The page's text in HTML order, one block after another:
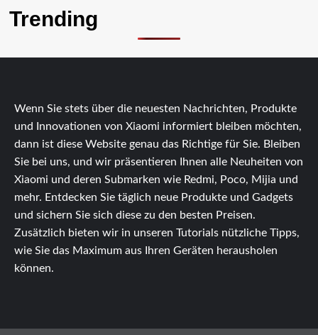
Trending
Wenn Sie stets über die neuesten Nachrichten, Produkte
und Innovationen von Xiaomi informiert bleiben möchten,
dann ist diese Website genau das Richtige für Sie. Bleiben
Sie bei uns, und wir präsentieren Ihnen alle Neuheiten von
Xiaomi und deren Submarken wie Redmi, Poco, Mijia und
mehr. Entdecken Sie täglich neue Produkte und Gadgets
und sichern Sie sich diese zu den besten Preisen.
Zusätzlich bieten wir in unseren Tutorials nützliche Tipps,
wie Sie das Maximum aus Ihren Geräten herausholen
können.